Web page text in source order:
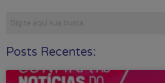
Posts Recentes: